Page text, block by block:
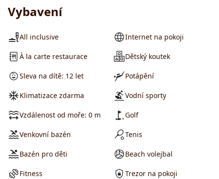
Vybavení
All inclusive
À la carte restaurace
Sleva na dítě: 12 let
Klimatizace zdarma
Vzdálenost od moře: 0 m
Venkovní bazén
Bazén pro děti
Fitness
Internet na pokoji
Dětský koutek
Potápění
Vodní sporty
Golf
Tenis
Beach volejbal
Trezor na pokoji